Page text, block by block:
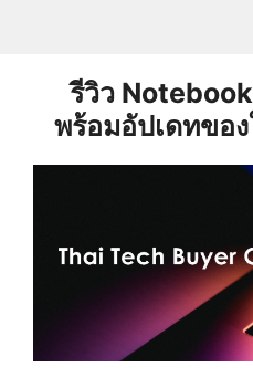
รีวิว
พร้อมอัปเดทขอ